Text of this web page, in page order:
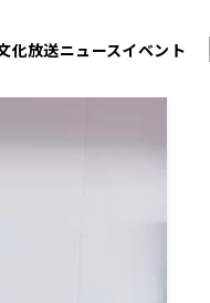
化放送ニュースイベント